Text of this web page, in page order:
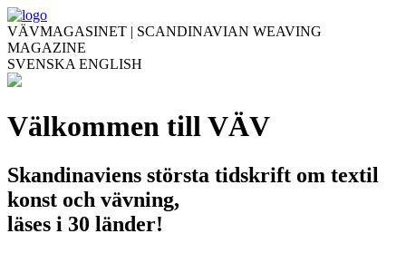
VÄVMAGASINET | SCANDINAVIAN WEAVING
MAGAZINE
SVENSKA ENGLISH
Välkommen till VÄV
Skandinaviens största tidskrift om textil
konst och vävning,
läses i 30 länder!